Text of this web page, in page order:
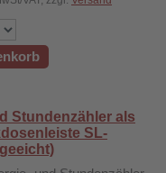
Stundenzähler als
SL-